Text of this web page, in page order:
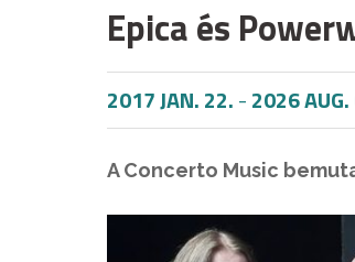
Epica és
2017 JAN. 22.-2026
A Concerto Music